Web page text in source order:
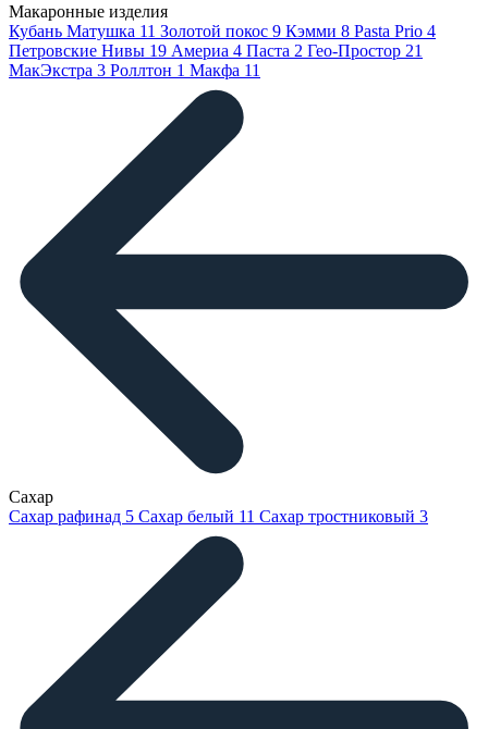
Макаронные изделия
Кубань Матушка 11 Золотой покос 9 Кэмми 8 Pasta Prio 4
Петровские Нивы 19 Америа 4 Паста 2 Гео-Простор 21
МакЭкстра 3 Роллтон 1 Макфа 11
Сахар
Сахар рафинад 5 Сахар белый 11 Сахар тростниковый 3